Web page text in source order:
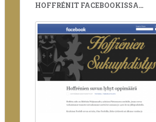
HOFFRÉNIT FACEBOOKISSA…